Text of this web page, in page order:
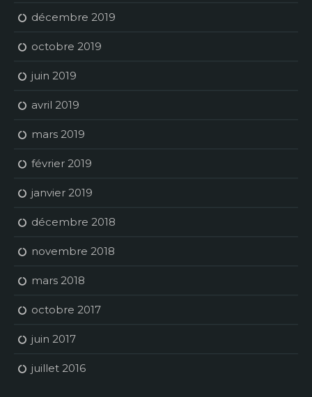
décembre 2019
octobre 2019
juin 2019
avril 2019
mars 2019
février 2019
janvier 2019
décembre 2018
novembre 2018
mars 2018
octobre 2017
juin 2017
juillet 2016